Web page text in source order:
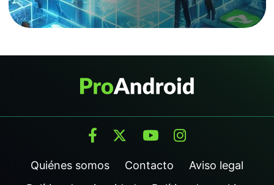
Quiénes somos Contacto
Aviso legal